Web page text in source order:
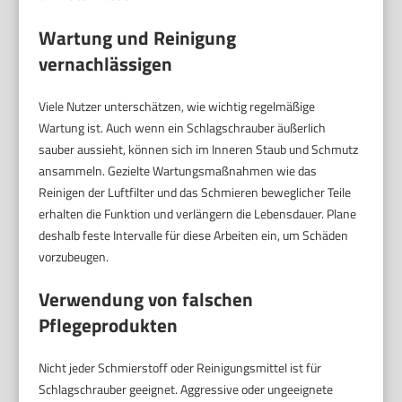
Wartung und Reinigung
vernachlässigen
Viele Nutzer unterschätzen, wie wichtig regelmäßige
Wartung ist. Auch wenn ein Schlagschrauber äußerlich
sauber aussieht, können sich im Inneren Staub und Schmutz
ansammeln. Gezielte Wartungsmaßnahmen wie das
Reinigen der Luftfilter und das Schmieren beweglicher Teile
erhalten die Funktion und verlängern die Lebensdauer. Plane
deshalb feste Intervalle für diese Arbeiten ein, um Schäden
vorzubeugen.
Verwendung von falschen
Pflegeprodukten
Nicht jeder Schmierstoff oder Reinigungsmittel ist für
Schlagschrauber geeignet. Aggressive oder ungeeignete